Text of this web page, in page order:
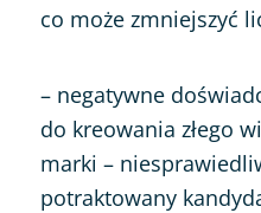
co może zmniejszyć
– negatywne
do kreowania złego
marki –
potraktowany